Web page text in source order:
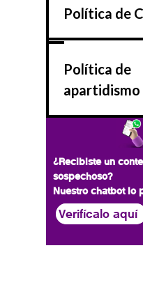
Política de
Política de
apartidismo
¿Recibiste un
sospechoso?
Nuestro chatbot lo
Verifícalo aquí